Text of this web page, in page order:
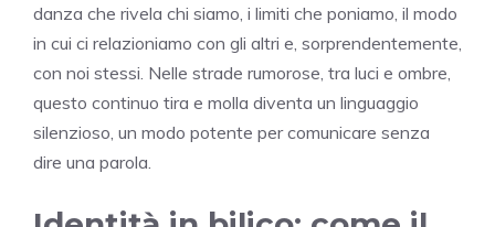
danza che rivela chi siamo, i limiti che poniamo, il modo
in cui ci relazioniamo con gli altri e, sorprendentemente,
con noi stessi. Nelle strade rumorose, tra luci e ombre,
questo continuo tira e molla diventa un linguaggio
silenzioso, un modo potente per comunicare senza
dire una parola.